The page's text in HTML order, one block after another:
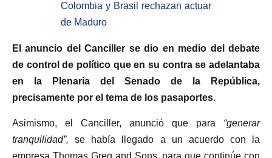
Colombia y Brasil rechazan actuar
de Maduro
El anuncio del Canciller se dio en medio del debate
de control de político que en su contra se adelantaba
en la Plenaria del Senado de la República,
precisamente por el tema de los pasaportes.
Asimismo, el Canciller, anunció que para “generar
tranquilidad”,se había llegado a un acuerdo con la
empresa Thomas Greg and Sons, para que continúe con